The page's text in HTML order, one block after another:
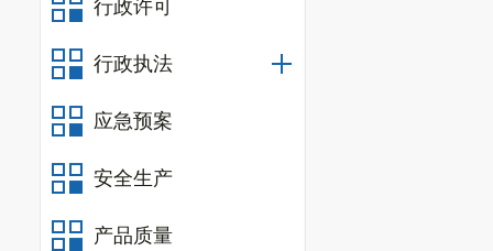
行政许可
行政执法
应急预案
安全生产
产品质量